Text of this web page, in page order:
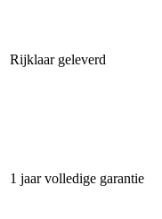
Rijklaar geleverd
1 jaar volledige garantie